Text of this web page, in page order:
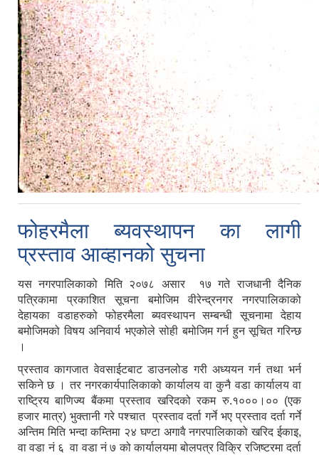
फोहरमैला ब्यवस्थापन का लागी
प्रस्ताव आव्हानको सुचना
यस नगरपालिकाको मिति २०७८ असार १७ गते राजधानी दैनिक
पत्रिकामा प्रकाशित सूचना बमोजिम वीरेन्द्रनगर नगरपालिकाको
देहायका वडाहरुको फोहरमैला ब्यवस्थापन सम्बन्धी सूचनामा देहाय
बमोजिमको विषय अनिवार्य भएकोले सोही बमोजिम गर्न हुन सूचित गरिन्छ
।
प्रस्ताव कागजात वेवसाईटबाट डाउनलोड गरी अध्ययन गर्न तथा भर्न
सकिने छ । तर नगरकार्यपालिकाको कार्यालय वा कुनै वडा कार्यालय वा
राष्ट्रिय बाणिज्य बैंकमा प्रस्ताव खरिदको रकम रु.१०००।०० (एक
हजार मात्र) भुक्तानी गरे पश्चात प्रस्ताव दर्ता गर्ने भए प्रस्ताव दर्ता गर्ने
अन्तिम मिति भन्दा कम्तिमा २४ घण्टा अगावै नगरपालिकाको खरिद ईकाइ,
वा वडा नं ६ वा वडा नं ७ को कार्यालयमा बोलपत्र विक्रि रजिष्टरमा दर्ता